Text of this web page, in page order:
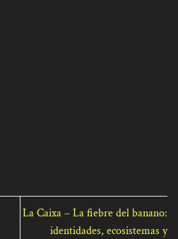
La Caixa – La fiebre del banano:
identidades, ecosistemas y